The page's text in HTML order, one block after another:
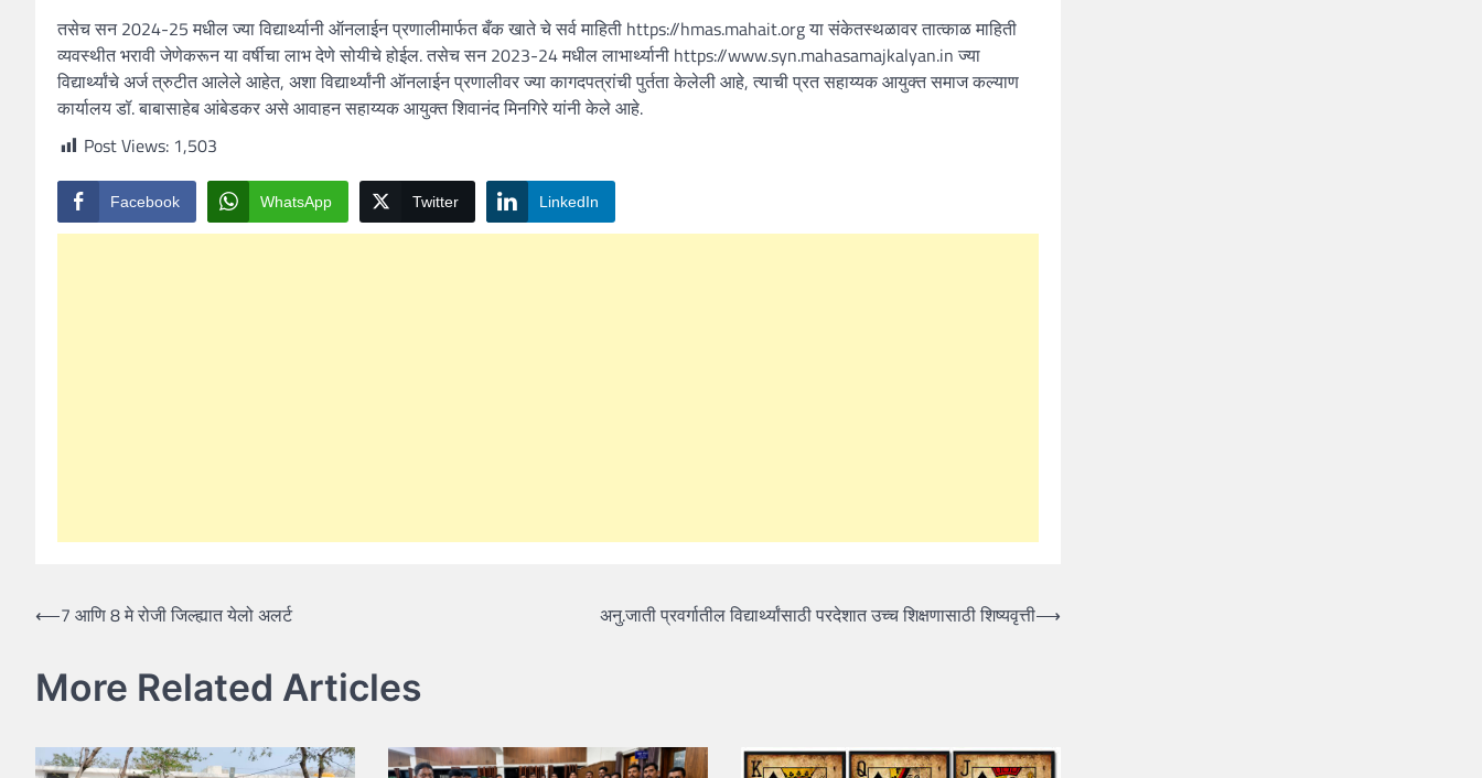
तसेच सन 2024-25 मधील ज्या विद्यार्थ्यानी ऑनलाईन प्रणालीमार्फत बँक खाते चे सर्व माहिती https://hmas.mahait.org या संकेतस्थळावर तात्काळ माहिती
व्यवस्थीत भरावी जेणेकरून या वर्षीचा लाभ देणे सोयीचे होईल. तसेच सन 2023-24 मधील लाभार्थ्यानी https://www.syn.mahasamajkalyan.in ज्या
विद्यार्थ्यांचे अर्ज त्रुटीत आलेले आहेत, अशा विद्यार्थ्यांनी ऑनलाईन प्रणालीवर ज्या कागदपत्रांची पुर्तता केलेली आहे, त्याची प्रत सहाय्यक आयुक्त समाज कल्याण
कार्यालय डॉ. बाबासाहेब आंबेडकर असे आवाहन सहाय्यक आयुक्त शिवानंद मिनगिरे यांनी केले आहे.
Post Views: 1,503
Facebook WhatsApp Twitter LinkedIn
Post
⟵7 आणि 8 मे रोजी जिल्ह्यात येलो अलर्ट अनु.जाती प्रवर्गातील विद्यार्थ्यांसाठी परदेशात उच्च शिक्षणासाठी शिष्यवृत्ती⟶
More Related Articles